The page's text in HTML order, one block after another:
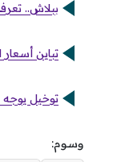
ببلاش..
تباين
توخيل يوجه
وسوم: